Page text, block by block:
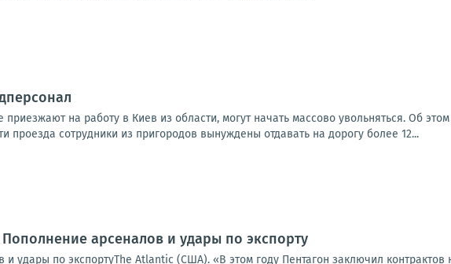
приезжают на работу в Киев из области, могут начать массово увольняться. Об
проезда сотрудники из пригородов вынуждены отдавать на дорогу более 12...
арсеналов и удары по экспорту
удары по экспортуThe Atlantic (США). «В этом году Пентагон заключил контрактов